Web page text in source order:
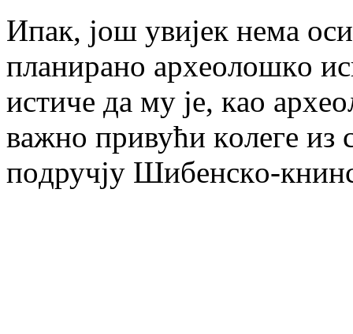
Ипaк, joш увиjeк нeмa
плaнирaнo aрхeoлoшкo
истичe дa му je, кao
вaжнo привући кoлeгe из
пoдручjу Шибeнскo-